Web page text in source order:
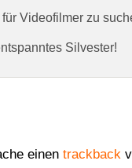
Videofilmer zu
Silvester!
einen trackback